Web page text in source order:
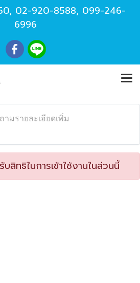
, 02-920-8588, 099-246-
6996
ามรายละเอียดเพิ่ม
สิทธิในการเข้าใช้งานในส่วนนี้